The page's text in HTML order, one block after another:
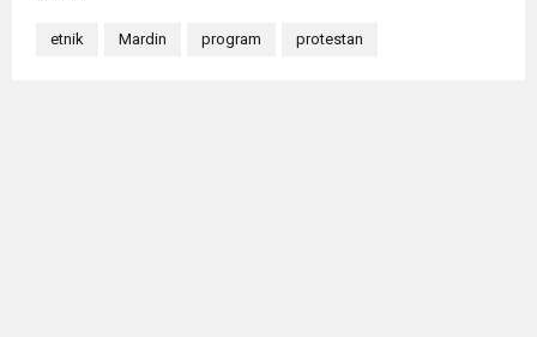
etnik Mardin program protestan